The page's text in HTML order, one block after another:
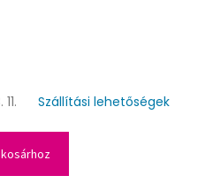
Szállítási lehetőségek